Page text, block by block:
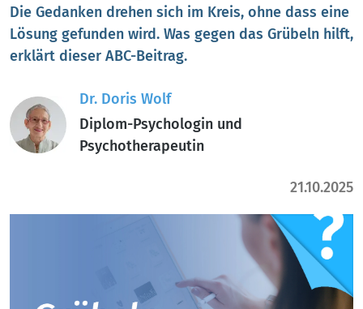
Die Gedanken drehen sich im Kreis, ohne dass eine
Lösung gefunden wird. Was gegen das Grübeln hilft,
erklärt dieser ABC-Beitrag.
Dr. Doris Wolf
Diplom-Psychologin und
Psychotherapeutin
21.10.2025